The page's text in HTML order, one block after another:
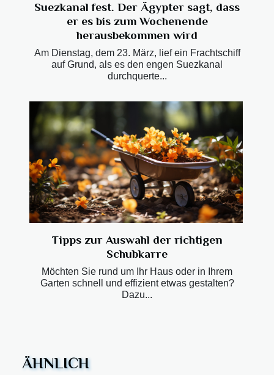
Suezkanal fest. Der Ägypter sagt, dass
er es bis zum Wochenende
herausbekommen wird
Am Dienstag, dem 23. März, lief ein Frachtschiff
auf Grund, als es den engen Suezkanal
durchquerte...
Tipps zur Auswahl der richtigen
Schubkarre
Möchten Sie rund um Ihr Haus oder in Ihrem
Garten schnell und effizient etwas gestalten?
Dazu...
ÄHNLICH